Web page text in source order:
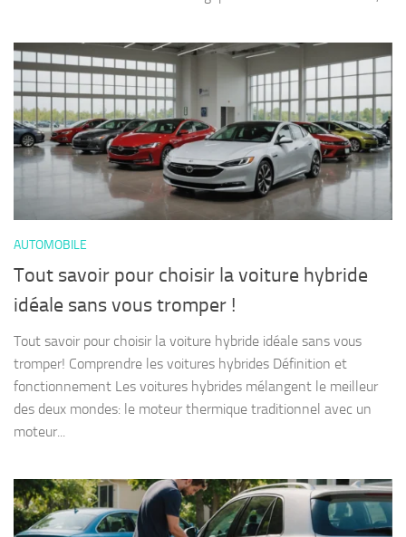
AUTOMOBILE
Tout savoir pour choisir la voiture hybride
idéale sans vous tromper !
Tout savoir pour choisir la voiture hybride idéale sans vous
tromper! Comprendre les voitures hybrides Définition et
fonctionnement Les voitures hybrides mélangent le meilleur
des deux mondes: le moteur thermique traditionnel avec un
moteur...